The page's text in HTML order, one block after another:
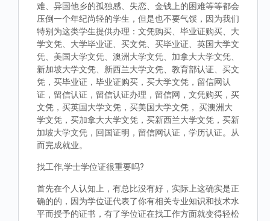
难、异国他乡的孤独感、失恋、金钱上的困难等等都会
压倒一个年纪尚轻的学生，但是也不要气馁，因为我们
特别为这类学生提供办理：文凭购买、毕业证购买、大
学文凭、大学毕业证、买文凭、买毕业证、英国大学文
凭、美国大学文凭、澳洲大学文凭、加拿大大学文凭、
新加坡大学文凭、新西兰大学文凭、教育部认证、买文
凭，买毕业证，毕业证购买，买大学文凭，留信网认
证，留信认证，留信认证办理，留信网，文凭购买，买
文凭，买英国大学文凭，买美国大学文凭， 买澳洲大
学文凭，买加拿大大学文凭，买新西兰大学文凭，买新
加坡大学文凭，回国证明，留信网认证，学历认证。从
而完成就业。
找工作,学士学位证很重要吗?
首先在个人认知上，有总比没有好，实际上这确实是正
确的的，因为学位证代表了你有相关专业知识和技术水
平而授予的证书，有了学位证在找工作方面就变得轻松